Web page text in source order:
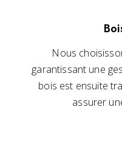
Nous
garantissant une
bois est ensuite
assurer